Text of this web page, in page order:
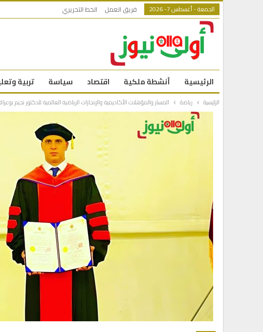
الجمعة - أغسطس 7- 2026 فريق العمل الخط التحريري
الرئيسية أنشطة ملكية اقتصاد سياسة تربية
الرئيسية رياضة المسار والمؤهلات الأكاديمية والإنجازات الرياضية العالمية للدكتور